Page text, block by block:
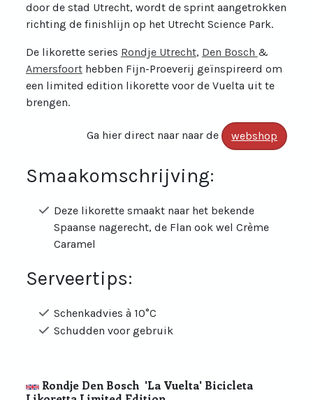
door de stad Utrecht, wordt de sprint aangetrokken
richting de finishlijn op het Utrecht Science Park.
De likorette series Rondje Utrecht, Den Bosch &
Amersfoorthebben Fijn-Proeverij geïnspireerd om
een limited edition likorette voor de Vuelta uit te
brengen.
Ga hier direct naar naar de webshop
Smaakomschrijving:
Deze likorette smaakt naar het bekende
Spaanse nagerecht, de Flan ook wel Crème
Caramel
Serveertips:
Schenkadvies à 10°C
Schudden voor gebruik
Rondje Den Bosch 'La Vuelta' Bicicleta